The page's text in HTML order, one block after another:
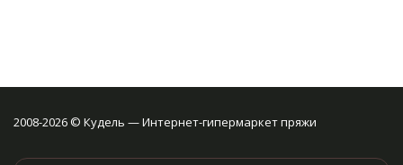
2008-2026 © Кудель — Интернет-гипермаркет пряжи